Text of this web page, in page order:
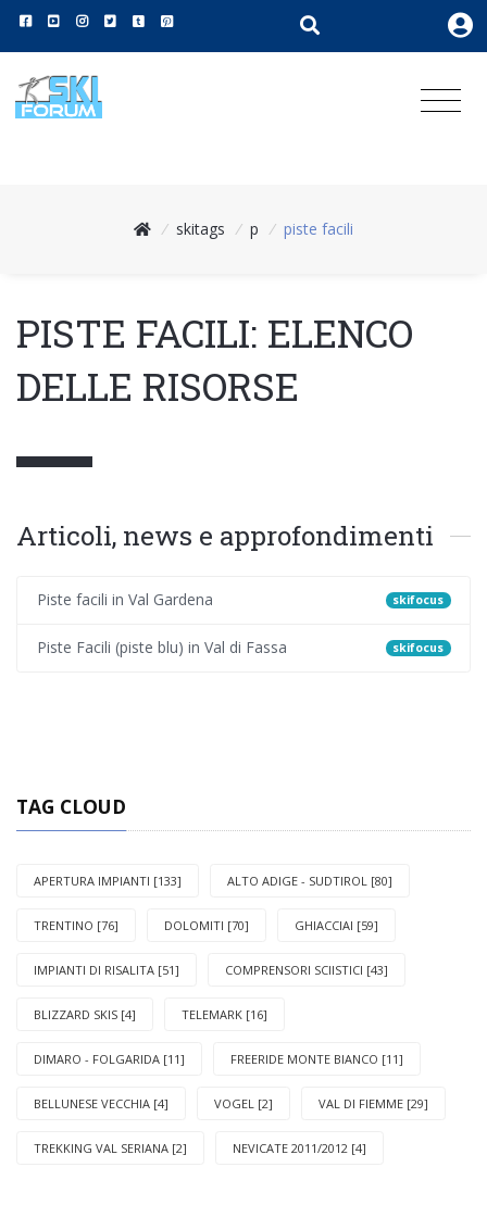
/ skitags / p / piste facili
PISTE FACILI: ELENCO
DELLE RISORSE
Articoli, news e approfondimenti
Piste facili in Val Gardena skifocus
Piste Facili (piste blu) in Val di Fassa skifocus
TAG CLOUD
APERTURA IMPIANTI [133] ALTO ADIGE - SUDTIROL [80]
TRENTINO [76] DOLOMITI [70] GHIACCIAI [59]
IMPIANTI DI RISALITA [51] COMPRENSORI SCIISTICI [43]
BLIZZARD SKIS [4] TELEMARK [16]
DIMARO - FOLGARIDA [11] FREERIDE MONTE BIANCO [11]
BELLUNESE VECCHIA [4] VOGEL [2] VAL DI FIEMME [29]
TREKKING VAL SERIANA [2] NEVICATE 2011/2012 [4]